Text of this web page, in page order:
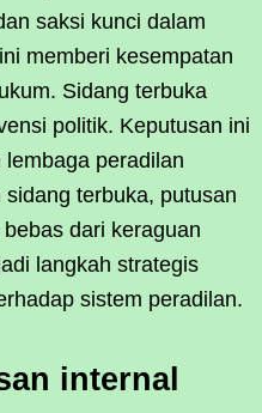
saksi kunci dalam
memberi kesempatan
Sidang terbuka
politik. Keputusan ini
peradilan
terbuka, putusan
dari keraguan
langkah strategis
sistem peradilan.
internal